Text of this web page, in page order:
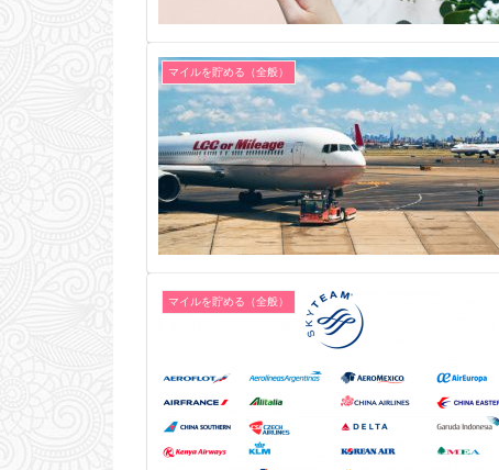
マイルを貯める（全般）
マイルを貯める（全般）